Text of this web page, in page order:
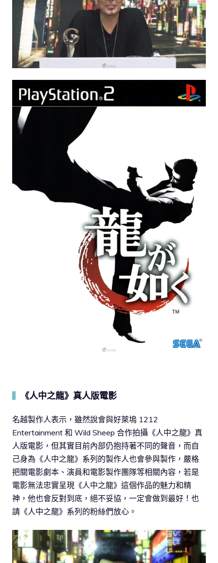
《人中之龍》真人版電影
名越製作人表示，雖然說會與好萊塢 1212
Entertainment 和 Wild Sheep 合作拍攝《人中之龍》真
人版電影，但其實目前內部仍抱持著不同的聲音，而自
己身為《人中之龍》系列的製作人也會參與製作，嚴格
把關電影劇本、演員和電影製作團隊等相關內容，若是
電影無法忠實呈現《人中之龍》這個作品的魅力和精
神，他也會反對到底，絕不妥協，一定會做到最好！也
請《人中之龍》系列的粉絲們放心。